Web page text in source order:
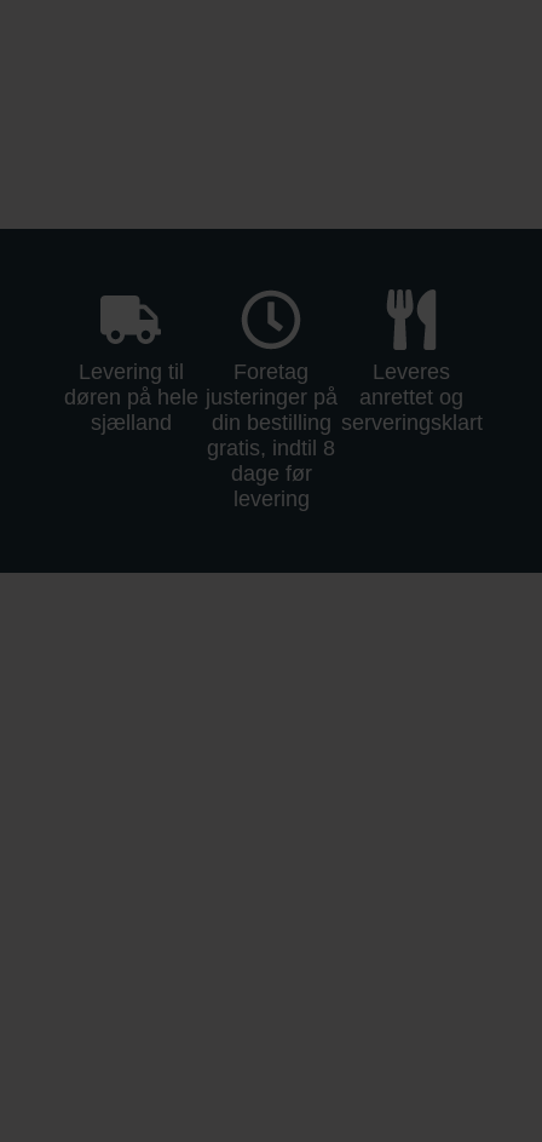
Levering til
døren på hele
sjælland
Foretag
justeringer på
din bestilling
gratis, indtil 8
dage før
levering
Leveres
anrettet og
serveringsklart